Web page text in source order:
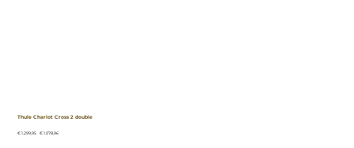
Thule Chariot Cross 2 double
Ursprünglicher
€ 1.299,95 Angebotspreis
€ 1.078,96